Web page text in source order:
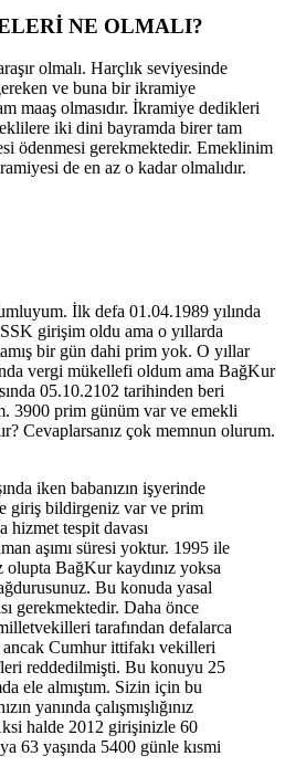
NE OLMALI?
olmalı. Harçlık seviyesinde
ve buna bir ikramiye
maaş olmasıdır. İkramiye dedikleri
iki dini bayramda birer tam
ödenmesi gerekmektedir. Emeklinim
de en az o kadar olmalıdır.
İlk defa 01.04.1989 yılında
girişim oldu ama o yıllarda
bir gün dahi prim yok. O yıllar
vergi mükellefi oldum ama BağKur
05.10.2102 tarihinden beri
3900 prim günüm var ve emekli
Cevaplarsanız çok memnun olurum.
iken babanızın işyerinde
giriş bildirgeniz var ve prim
hizmet tespit davası
aşımı süresi yoktur. 1995 ile
olupta BağKur kaydınız yoksa
Bu konuda yasal
gerekmektedir. Daha önce
tarafından defalarca
Cumhur ittifakı vekilleri
reddedilmişti. Bu konuyu 25
ele almıştım. Sizin için bu
yanında çalışmışlığınız
halde 2012 girişinizle 60
63 yaşında 5400 günle kısmi